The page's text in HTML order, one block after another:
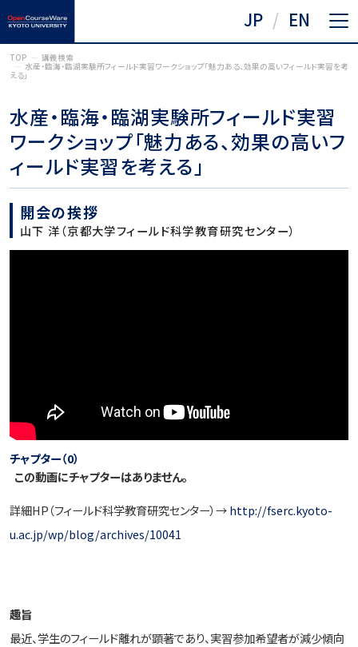
JP EN
TOP 講義検索
水産・臨海・臨湖実験所フィールド実習ワークショップ「魅力ある、効果の高いフィールド実習を考
える」
水産・臨海・臨湖実験所フィールド実習
ワークショップ「魅力ある、効果の高いフ
ィールド実習を考える」
開会の挨拶
山下 洋（京都大学フィールド科学教育研究センター）
チャプター（0）
この動画にチャプターはありません。
詳細HP（フィールド科学教育研究センター）→http://fserc.kyoto-
u.ac.jp/wp/blog/archives/10041
趣旨
最近、学生のフィールド離れが顕著であり、実習参加希望者が減少傾向